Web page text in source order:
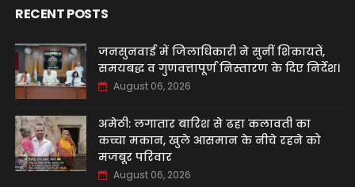
RECENT POSTS
जनसुनवाई में जिलाधिकारी ने सुनीं शिकायतें,
समयबद्ध व गुणवत्तापूर्ण निस्तारण के दिए निर्देश।
August 06, 2026
अमेठी: लगातार बारिश से ढहा कलावती का
कच्चा मकान, खुले आसमान के नीचे रहने को
मजबूर परिवार
August 06, 2026